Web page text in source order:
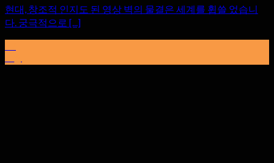
현대, 창조적 인지도 된 영상 벽의 물결은 세계를 휩쓸 었습니
다. 궁극적으로 [...]